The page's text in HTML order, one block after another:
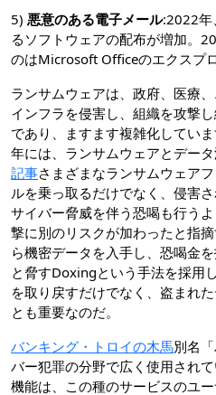
5) 悪意のある電子メール:2022年
るソフトウェアの配布が増加。
のはMicrosoft Officeのエクスプロ
ランサムウェアは、政府、医療
インフラを侵害し、組織を攻撃
であり、ますます複雑化してい
年には、ランサムウェアとデー
記事さまざまなランサムウェア
ルを乗っ取るだけでなく、侵害
サイバー脅威を伴う恐喝も行う
撃に別のリスクが加わったと指
ら機密データを入手し、恐喝金
と脅すDoxingという手法を採用
を取り戻すだけでなく、盗まれ
とも重要なのだ。
バンキング・トロイの木馬別名
バー犯罪の分野で広く使用され
機能は、この種のサービスのユ